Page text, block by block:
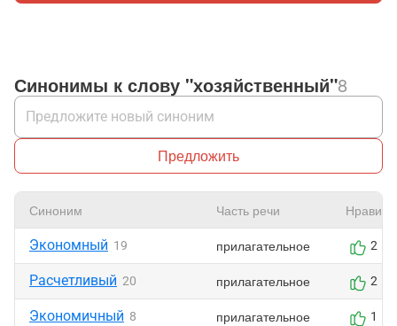
Синонимы к слову "хозяйственный"8
Предложить
Синоним Часть речи
Экономный 19 прилагательное 2
Расчетливый 20 прилагательное 2
Экономичный 8 прилагательное 1